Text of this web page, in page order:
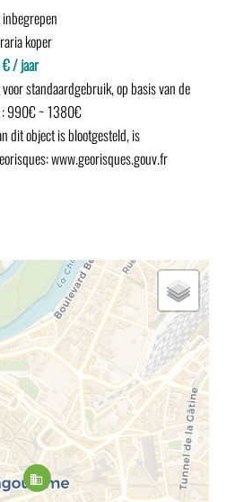
koper
/ jaar
standaardgebruik, op basis van de
: 990€ ~ 1380€
dit object is blootgesteld, is
www.georisques.gouv.fr